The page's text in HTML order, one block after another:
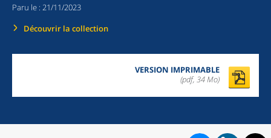
Paru le : 21/11/2023
Découvrir la collection
VERSION IMPRIMABLE
(pdf, 34 Mo)